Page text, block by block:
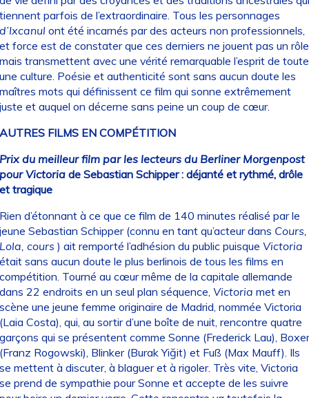
parfois de l’extraordinaire. Tous les personnages
ont été incarnés par des acteurs non professionnels,
force est de constater que ces derniers ne jouent pas un rôle
transmettent avec une vérité remarquable l’esprit de toute
culture. Poésie et authenticité sont sans aucun doute les
mots qui définissent ce film qui sonne extrêmement
et auquel on décerne sans peine un coup de cœur.
FILMS EN COMPÉTITION
du meilleur film par les lecteurs du Berliner Morgenpost
Victoria de Sebastian Schipper : déjanté et rythmé, drôle
tragique
d’étonnant à ce que ce film de 140 minutes réalisé par le
Sebastian Schipper (connu en tant qu’acteur dans Cours,
cours ) ait remporté l’adhésion du public puisque Victoria
sans aucun doute le plus berlinois de tous les films en
Tourné au cœur même de la capitale allemande
22 endroits en un seul plan séquence, Victoria met en
une jeune femme originaire de Madrid, nommée Victoria
Costa), qui, au sortir d’une boîte de nuit, rencontre quatre
qui se présentent comme Sonne (Frederick Lau), Boxer
Rogowski), Blinker (Burak Yiğit) et Fuß (Max Mauff). Ils
mettent à discuter, à blaguer et à rigoler. Très vite, Victoria
prend de sympathie pour Sonne et accepte de les suivre